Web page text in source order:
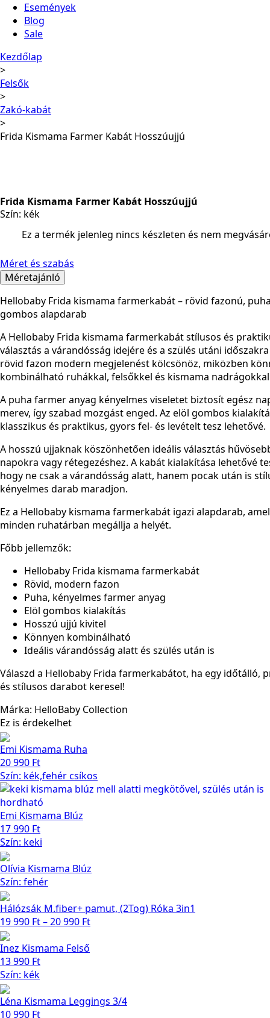
Események
Blog
Sale
Kezdőlap
Felsők
Zakó-kabát
Frida Kismama Farmer Kabát Hosszúujjú
Frida Kismama Farmer Kabát Hosszúujjú
Szín: kék
Ez a termék jelenleg nincs készleten és nem
Méret és szabás
Méretajánló
Hellobaby Frida kismama farmerkabát – rövid fazonú,
gombos alapdarab
A Hellobaby Frida kismama farmerkabát stílusos és
választás a várandósság idejére és a szülés utáni időszakra
rövid fazon modern megjelenést kölcsönöz, miközben
kombinálható ruhákkal, felsőkkel és kismama
A puha farmer anyag kényelmes viseletet biztosít egész
merev, így szabad mozgást enged. Az elöl gombos
klasszikus és praktikus, gyors fel- és levételt tesz lehetővé.
A hosszú ujjaknak köszönhetően ideális választás
napokra vagy rétegezéshez. A kabát kialakítása lehetővé
hogy ne csak a várandósság alatt, hanem pocak után is
kényelmes darab maradjon.
Ez a Hellobaby kismama farmerkabát igazi alapdarab,
minden ruhatárban megállja a helyét.
Főbb jellemzők:
Hellobaby Frida kismama farmerkabát
Rövid, modern fazon
Puha, kényelmes farmer anyag
Elöl gombos kialakítás
Hosszú ujjú kivitel
Könnyen kombinálható
Ideális várandósság alatt és szülés után is
Válaszd a Hellobaby Frida farmerkabátot, ha egy időtálló,
és stílusos darabot keresel!
Márka: HelloBaby Collection
Ez is érdekelhet
Emi Kismama Ruha
20 990 Ft
Szín: kék,fehér csíkos
Emi Kismama Blúz
17 990 Ft
Szín: keki
Olívia Kismama Blúz
Szín: fehér
Hálózsák M.fiber+ pamut, (2Tog) Róka 3in1
19 990 Ft–20 990 FtÁrtartomány:
Inez Kismama Felső
13 990 Ft
Szín: kék
Léna Kismama Leggings 3/4
10 990 Ft